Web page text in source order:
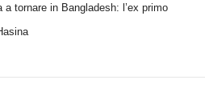
a tornare in Bangladesh: l’ex primo